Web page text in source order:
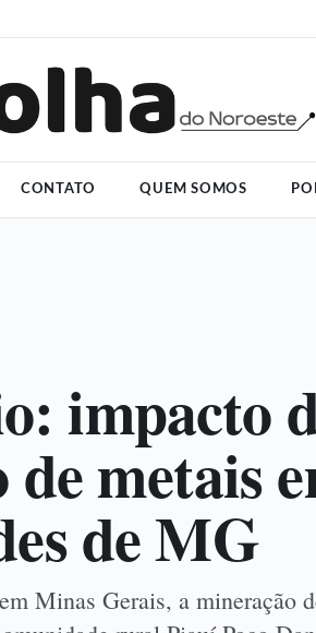
CONTATO QUEM SOMOS
impacto
metais
de MG
Minas Gerais, a mineração